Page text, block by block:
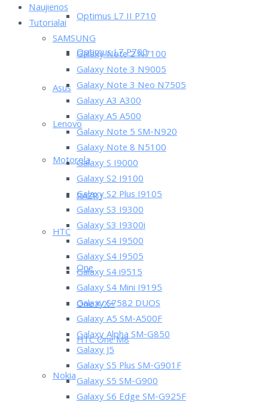
Optimus L7 II P710
Optimus L7 P700
Asus
Lenovo
Motorola
RAZR i
HTC
One
One X/X+
HTC One M8
Nokia
Naujienos
Tutorialai
SAMSUNG
Galaxy Note 2 N7100
Galaxy Note 3 N9005
Galaxy Note 3 Neo N7505
Galaxy A3 A300
Galaxy A5 A500
Galaxy Note 5 SM-N920
Galaxy Note 8 N5100
Galaxy S I9000
Galaxy S2 I9100
Galaxy S2 Plus I9105
Galaxy S3 I9300
Galaxy S3 I9300i
Galaxy S4 I9500
Galaxy S4 I9505
Galaxy S4 i9515
Galaxy S4 Mini I9195
Galaxy S7582 DUOS
Galaxy A5 SM-A500F
Galaxy Alpha SM-G850
Galaxy J5
Galaxy S5 Plus SM-G901F
Galaxy S5 SM-G900
Galaxy S6 Edge SM-G925F